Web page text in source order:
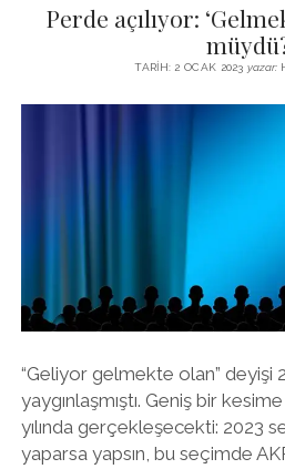
MI?
İŞTE
Perde açılıyor:
TARIH: 2 OCAK 2023yazar:
“Geliyor gelmekte olan” deyişi
yaygınlaşmıştı. Geniş bir
yılında gerçekleşecekti: 2023
yaparsa yapsın, bu seçimde